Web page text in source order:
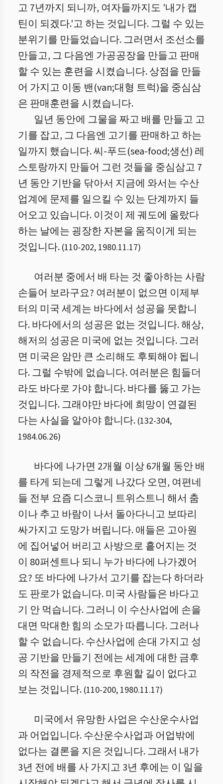
고 7년까지 되니까, 여자들까지도 '내가 캡
틴이 되겠다.'고 하는 것입니다. 그럴 수 있는
분위기를 만들었습니다. 그러면서 조선소를
만들고, 그 다음엔 가공공장을 만들고 판매
할 수 있는 훈련을 시켰습니다. 상점을 만들
어 가지고 이동 밴(van;대형 트럭)을 중심삼
은 판매훈련을 시켰습니다.
일년 동안에 그물을 짜고 배를 만들고 고
기를 잡고, 그 다음엔 고기를 판매하고 하는
일까지 했습니다. 씨-푸드(sea-food;생선) 레
스토랑까지 만들어 그런 것들을 중심삼고 7
년 동안 기반을 닦아서 지금에 와서는 수산
업계에 문제를 일으킬 수 있는 단계까지 들
어오고 있습니다. 이것이 제 궤도에 올랐다
하는 날에는 굉장한 자본을 움직이게 되는
것입니다. (110-202, 1980.11.17)
여러분 중에서 배 타는 것 좋아하는 사람
손들어 보라구요? 여러분이 없으면 이제부
터의 미국 세계는 바다에서 성공을 못합니
다. 바다에서의 성공은 없는 것입니다. 해상,
해저의 성공은 미국에 없는 것입니다. 그러
면 미국은 암만 큰 소리해도 후퇴해야 됩니
다. 그럴 수밖에 없습니다. 여러분은 힘들더
라도 바다로 가야 합니다. 바다를 뚫고 가는
것입니다. 그래야만 바다에 희망이 연결된
다는 사실을 알아야 합니다. (132-304,
1984.06.26)
바다에 나가면 2개월 이상 6개월 동안 배
를 타게 되는데 그렇게 나갔다 오면, 여편네
들 전부 요즘 디스코니 트위스트니 해서 춤
이나 추고 바람이 나서 돌아다니고 보따리
싸가지고 도망가 버립니다. 애들은 고아원
에 집어넣어 버리고 사방으로 흩어지는 것
이 80퍼센트나 되니 누가 바다에 나가겠어
요? 또 바다에 나가서 고기를 잡는다 하더라
도 판로가 없습니다. 미국 사람들은 바다고
기 안 먹습니다. 그러니 이 수산사업에 손을
대면 막대한 힘의 소모가 따릅니다. 그러나
할 수 없습니다. 수산사업에 손대 가지고 성
공 기반을 만들기 전에는 세계에 대한 금후
의 작전을 경제적으로 후원할 길이 없다고
보는 것입니다. (110-200, 1980.11.17)
미국에서 유망한 사업은 수산운수사업
과 어업입니다. 수산운수사업과 어업밖에
없다는 결론을 지은 것입니다. 그래서 내가
3년 전에 배를 사 가지고 3년 후에는 이 일을